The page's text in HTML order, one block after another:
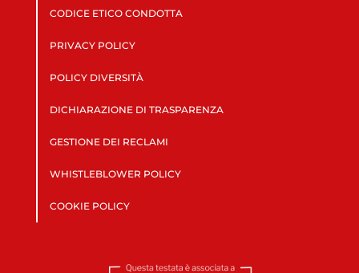
CODICE ETICO CONDOTTA
PRIVACY POLICY
POLICY DIVERSITÀ
DICHIARAZIONE DI TRASPARENZA
GESTIONE DEI RECLAMI
WHISTLEBLOWER POLICY
COOKIE POLICY